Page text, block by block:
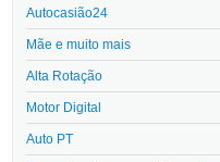
Autocasião24
Mãe e muito mais
Alta Rotação
Motor Digital
Auto PT